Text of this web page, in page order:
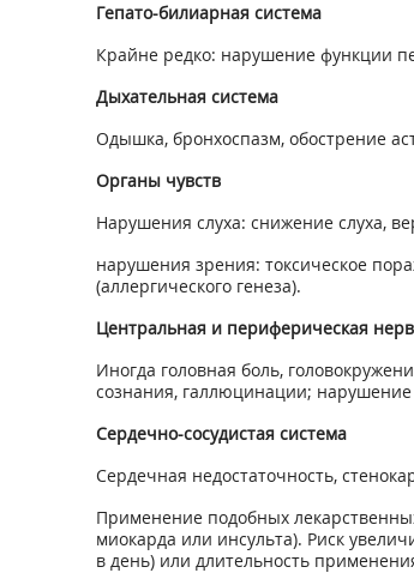
Гепато-билиарная система
Крайне редко: нарушение функции
Дыхательная система
Одышка, бронхоспазм, обострение
Органы чувств
Нарушения слуха: снижение слуха,
нарушения зрения: токсическое
(аллергического генеза).
Центральная и периферическая
Иногда головная боль,
сознания, галлюцинации;
Сердечно-сосудистая система
Сердечная недостаточность,
Применение подобных
миокарда или инсульта). Риск
в день) или длительность